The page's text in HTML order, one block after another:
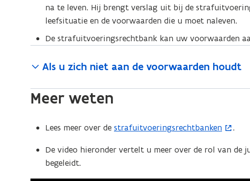
na te leven. Hij brengt verslag uit bij de
leefsituatie en de voorwaarden die u moet naleven.
De strafuitvoeringsrechtbank kan uw voorwaarden
Als u zich niet aan de voorwaarden houdt
Meer weten
Lees meer over destrafuitvoeringsrechtbanken
(
p
.
De video hieronder vertelt u meer over de rol van de
begeleidt.